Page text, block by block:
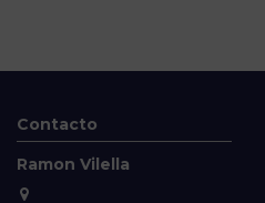
Contacto
Ramon Vilella